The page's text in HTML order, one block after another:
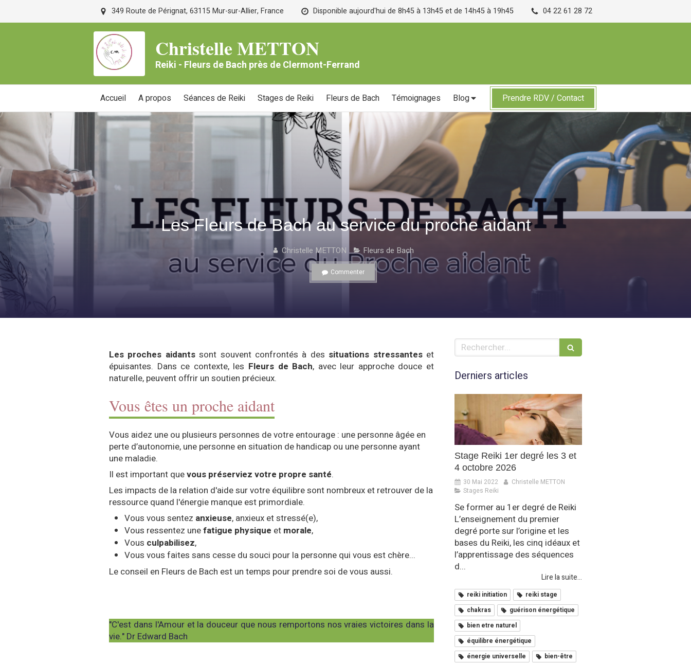
349 Route de Pérignat, 63115 Mur-sur-Allier, France Disponible aujourd'hui de 8h45 à 13h45 et de 14h45 à 19h45 04 22 61 28 72
Christelle METTON
Reiki - Fleurs de Bach près de Clermont-Ferrand
Accueil A propos Séances de Reiki Stages de Reiki Fleurs de Bach Témoignages Blog Prendre RDV / Contact
Les Fleurs de Bach au service du proche aidant
Christelle METTON Fleurs de Bach
Commenter
Les proches aidantssont souvent confrontés à des situations stressanteset
épuisantes. Dans ce contexte, les Fleurs de Bach, avec leur approche douce et
naturelle, peuvent offrir un soutien précieux.
Vous êtes un proche aidant
Vous aidez une ou plusieurs personnes de votre entourage : une personne âgée en
perte d’autonomie, une personne en situation de handicap ou une personne ayant
une maladie.
Il est important quevous préserviez votre propre santé.
Les impacts de la relation d'aide sur votre équilibre sont nombreux et retrouver de la
ressource quand l'énergie manque est primordiale.
Vous vous sentez anxieuse, anxieux et stressé(e),
Vous ressentez unefatigue physique et morale,
Vous culpabilisez,
Vous vous faites sans cesse du souci pour la personne qui vous est chère...
Le conseil en Fleurs de Bach est un temps pour prendre soi de vous aussi.
"C'est dans l'Amour et la douceur que nous remportons nos vraies victoires dans la
vie." Dr Edward Bach
Rechercher
Derniers articles
Stage Reiki 1er degré les 3 et
4 octobre 2026
30 Mai 2022
Christelle METTON
Stages Reiki
Se former au 1er degré de Reiki
L’enseignement du premier
degré porte sur l’origine et les
bases du Reiki, les cinq idéaux et
l’apprentissage des séquences
d...
Lire la suite...
reiki initiation
reiki stage
chakras
guérison énergétique
bien etre naturel
équilibre énergétique
énergie universelle
bien-être